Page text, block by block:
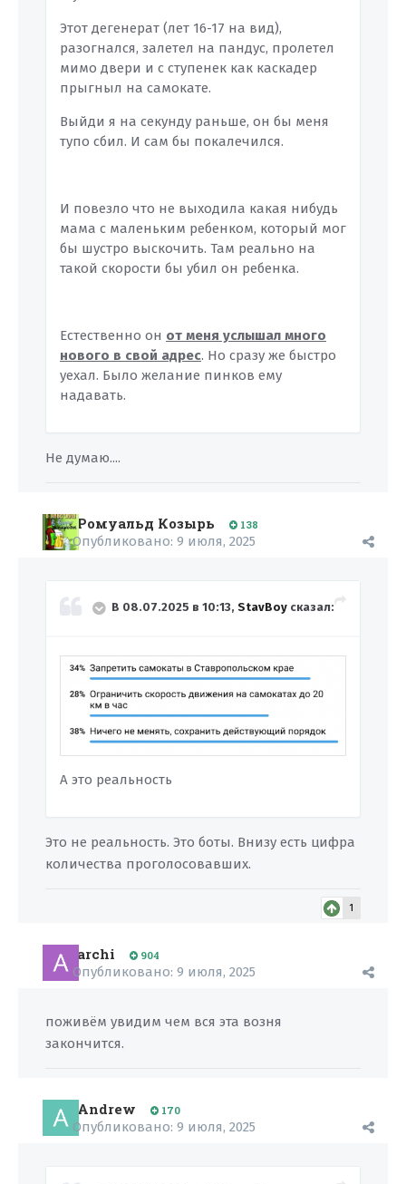
Этот дегенерат (лет 16-17 на вид),
разогнался, залетел на пандус, пролетел
мимо двери и с ступенек как каскадер
прыгныл на самокате.
Выйди я на секунду раньше, он бы меня
тупо сбил. И сам бы покалечился.
И повезло что не выходила какая нибудь
мама с маленьким ребенком, который мог
бы шустро выскочить. Там реально на
такой скорости бы убил он ребенка.
Естественно он от меня услышал много
нового в свой адрес. Но сразу же быстро
уехал. Было желание пинков ему
надавать.
Не думаю....
Ромуальд Козырь 138
Опубликовано: 9 июля, 2025
В 08.07.2025 в 10:13, StavBoy сказал:
А это реальность
Это не реальность. Это боты. Внизу есть цифра
количества проголосовавших.
1
archi 904
Опубликовано: 9 июля, 2025
поживём увидим чем вся эта возня
закончится.
Andrew 170
Опубликовано: 9 июля, 2025